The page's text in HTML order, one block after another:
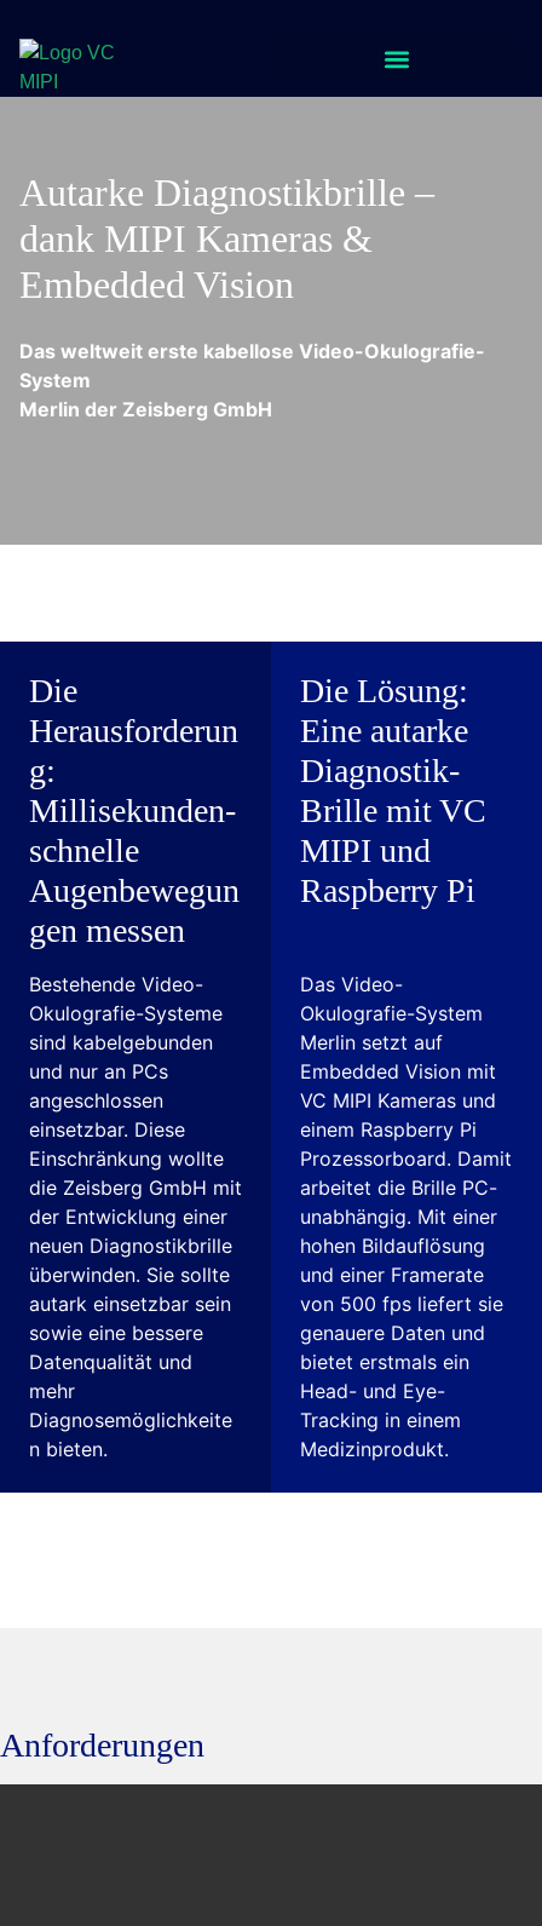
Autarke Diagnostikbrille –
dank MIPI Kameras &
Embedded Vision
Das weltweit erste kabellose Video-Okulografie-
System
Merlin der Zeisberg GmbH
Die
Herausforderun
g:
Millisekunden­
schnelle
Augenbewegun
gen messen
Bestehende Video-
Okulografie-Systeme
sind kabelgebunden
und nur an PCs
angeschlossen
einsetzbar. Diese
Einschränkung wollte
die Zeisberg GmbH mit
der Entwicklung einer
neuen Diagnostikbrille
überwinden. Sie sollte
autark einsetzbar sein
sowie eine bessere
Datenqualität und
mehr
Diagnosemöglichkeite
n bieten.
Die Lösung:
Eine autarke
Diagnostik-
Brille mit VC
MIPI und
Raspberry Pi
Das Video-
Okulografie-System
Merlin setzt auf
Embedded Vision mit
VC MIPI Kameras und
einem Raspberry Pi
Prozessorboard. Damit
arbeitet die Brille PC-
unabhängig. Mit einer
hohen Bildauflösung
und einer Framerate
von 500 fps liefert sie
genauere Daten und
bietet erstmals ein
Head- und Eye-
Tracking in einem
Medizinprodukt.
Anforderungen